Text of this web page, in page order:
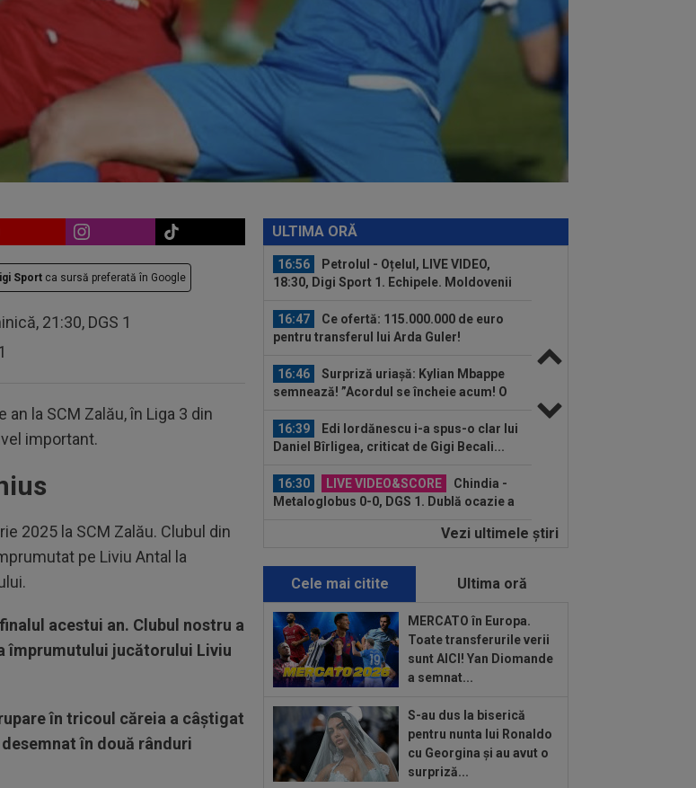
Sport ca sursă preferată în Google
21:30, DGS 1
la SCM Zalău, în Liga 3 din
important.
2025 la SCM Zalău. Clubul din
pe Liviu Antal la
acestui an. Clubul nostru a
împrumutului jucătorului Liviu
în tricoul căreia a câștigat
în două rânduri
ULTIMA ORĂ
Napoli! Salariul pe care-l va avea și suma
de...
16:10
FCSB a luat decizia în cazul lui
Ștefan Târnovanu, după ce l-a scos din lot
Presa din Portugalia a fost atentă
la Dinamo - Voluntari 4-0 și a scris
despre...
15:58
Hansi Flick a făcut anunțul despre
Raphinha
Ioan Varga lui Marius Șumudică
16:56
Petrolul - Oțelul, LIVE VIDEO,
18:30, Digi Sport 1. Echipele. Moldovenii
16:47
Ce ofertă: 115.000.000 de euro
pentru transferul lui Arda Guler!
16:46
Surpriză uriașă: Kylian Mbappe
semnează! ”Acordul se încheie acum! O
16:39
Edi Iordănescu i-a spus-o clar lui
Daniel Bîrligea, criticat de Gigi Becali...
16:30 LIVE VIDEO&SCORE
Chindia -
Metaloglobus 0-0, DGS 1. Dublă ocazie a
Romelu Lukaku pleacă de la
16:10
FCSB a luat decizia în cazul lui
Ștefan Târnovanu, după ce l-a scos din lot
15:58
Presa din Portugalia a fost atentă
la Dinamo - Voluntari 4-0 și a scris
despre...
Raphinha
16:57
Promisiunea pe care i-a făcut-o
Ioan Varga lui Marius Șumudică
Vezi ultimele ştiri
Cele mai citite Ultima oră
MERCATO în Europa.
Toate transferurile verii
sunt AICI! Yan Diomande
a semnat...
S-au dus la biserică
pentru nunta lui Ronaldo
cu Georgina și au avut o
surpriză...